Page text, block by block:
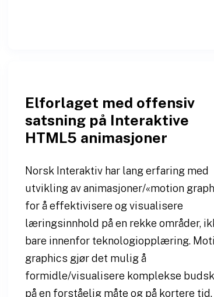
Elforlaget med offensiv
satsning på Interaktive
HTML5 animasjoner
Norsk Interaktiv har lang erfaring med
utvikling av animasjoner/«motion
for å effektivisere og visualisere
læringsinnhold på en rekke områder,
bare innenfor teknologiopplæring.
graphics gjør det mulig å
formidle/visualisere komplekse
på en forståelig måte og på kortere tid.